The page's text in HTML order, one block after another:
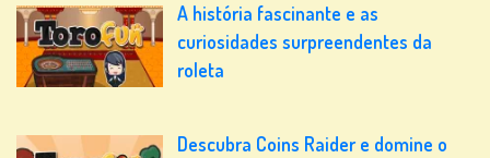
A história fascinante e as
curiosidades surpreendentes da
roleta
Descubra Coins Raider e domine o